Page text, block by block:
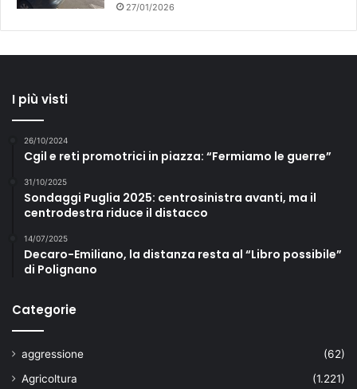
27/01/2026
I più visti
26/10/2024
Cgil e reti promotrici in piazza: “Fermiamo le guerre”
31/10/2025
Sondaggi Puglia 2025: centrosinistra avanti, ma il
centrodestra riduce il distacco
14/07/2025
Decaro-Emiliano, la distanza resta al “Libro possibile”
di Polignano
Categorie
aggressione
(62)
Agricoltura
(1.221)